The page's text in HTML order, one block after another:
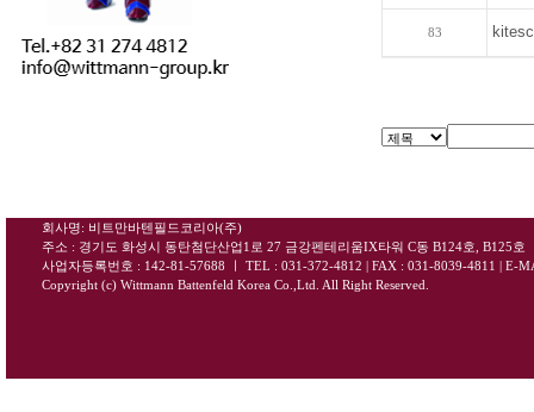
83
회사명: 비트만바텐필드코리아(주)
주소 : 경기도 화성시 동탄첨단산업1로 27 금강펜테리움IX타워 C동 B124호, B125호
사업자등록번호 : 142-81-57688
ㅣ TEL : 031-372-4812 | FAX : 031-8039-4811 | E-
Copyright (c) Wittmann Battenfeld Korea Co.,Ltd. All Right Reserved.